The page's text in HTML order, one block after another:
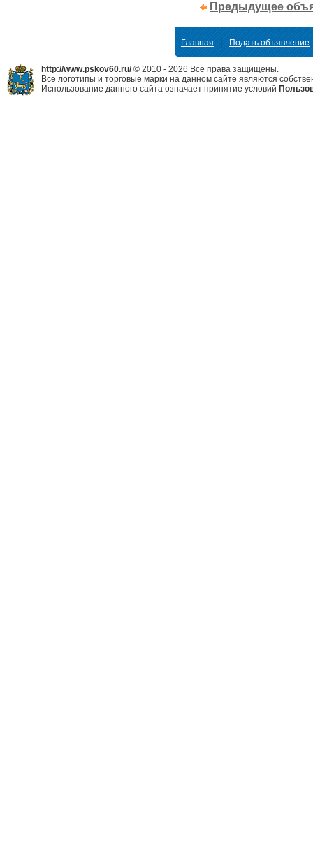
Предыдущее
Главная | Подать объявление
http://www.pskov60.ru/© 2010 - 2026 Все права защищены.
Все логотипы и торговые марки на данном сайте являются
Использование данного сайта означает принятие условий